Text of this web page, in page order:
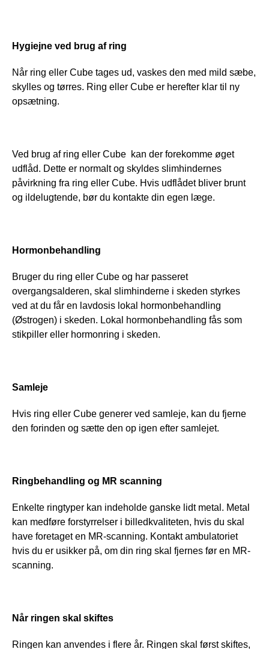
Hygiejne ved brug af ring
Når ring eller Cube tages ud, vaskes den med mild sæbe,
skylles og tørres. Ring eller Cube er herefter klar til ny
opsætning.
Ved brug af ring eller Cube  kan der forekomme øget
udflåd. Dette er normalt og skyldes slimhindernes
påvirkning fra ring eller Cube. Hvis udflådet bliver brunt
og ildelugtende, bør du kontakte din egen læge.
Hormonbehandling
Bruger du ring eller Cube og har passeret
overgangsalderen, skal slimhinderne i skeden styrkes
ved at du får en lavdosis lokal hormonbehandling
(Østrogen) i skeden. Lokal hormonbehandling fås som
stikpiller eller hormonring i skeden.
Samleje
Hvis ring eller Cube generer ved samleje, kan du fjerne
den forinden og sætte den op igen efter samlejet.
Ringbehandling og MR scanning
Enkelte ringtyper kan indeholde ganske lidt metal. Metal
kan medføre forstyrrelser i billedkvaliteten, hvis du skal
have foretaget en MR-scanning. Kontakt ambulatoriet
hvis du er usikker på, om din ring skal fjernes før en MR-
scanning.
Når ringen skal skiftes
Ringen kan anvendes i flere år. Ringen skal først skiftes,